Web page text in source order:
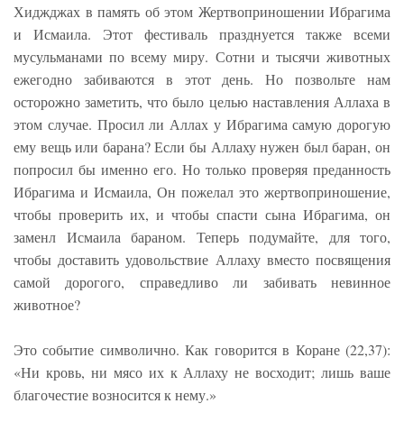
Хиджджах в память об этом Жертвоприношении Ибрагима
и Исмаила. Этот фестиваль празднуется также всеми
мусульманами по всему миру. Сотни и тысячи животных
ежегодно забиваются в этот день. Но позвольте нам
осторожно заметить, что было целью наставления Аллаха в
этом случае. Просил ли Аллах у Ибрагима самую дорогую
ему вещь или барана? Если бы Аллаху нужен был баран, он
попросил бы именно его. Но только проверяя преданность
Ибрагима и Исмаила, Он пожелал это жертвоприношение,
чтобы проверить их, и чтобы спасти сына Ибрагима, он
заменл Исмаила бараном. Теперь подумайте, для того,
чтобы доставить удовольствие Аллаху вместо посвящения
самой дорогого, справедливо ли забивать невинное
животное?
Это событие символично. Как говорится в Коране (22,37):
«Ни кровь, ни мясо их к Аллаху не восходит; лишь ваше
благочестие возносится к нему.»